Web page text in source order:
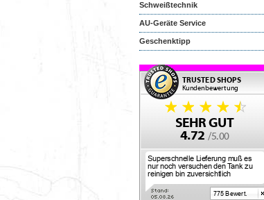
Schweißtechnik
AU-Geräte Service
Geschenktipp